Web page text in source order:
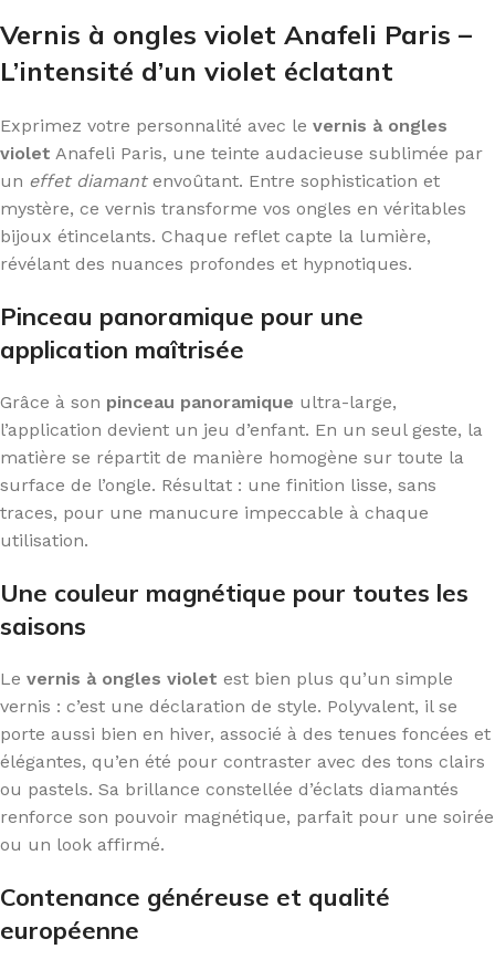
Vernis à ongles violet Anafeli Paris –
L’intensité d’un violet éclatant
Exprimez votre personnalité avec le vernis à ongles
violet Anafeli Paris, une teinte audacieuse sublimée par
un effet diamantenvoûtant. Entre sophistication et
mystère, ce vernis transforme vos ongles en véritables
bijoux étincelants. Chaque reflet capte la lumière,
révélant des nuances profondes et hypnotiques.
Pinceau panoramique pour une
application maîtrisée
Grâce à son pinceau panoramique ultra-large,
l’application devient un jeu d’enfant. En un seul geste, la
matière se répartit de manière homogène sur toute la
surface de l’ongle. Résultat : une finition lisse, sans
traces, pour une manucure impeccable à chaque
utilisation.
Une couleur magnétique pour toutes les
saisons
Le vernis à ongles violet est bien plus qu’un simple
vernis : c’est une déclaration de style. Polyvalent, il se
porte aussi bien en hiver, associé à des tenues foncées et
élégantes, qu’en été pour contraster avec des tons clairs
ou pastels. Sa brillance constellée d’éclats diamantés
renforce son pouvoir magnétique, parfait pour une soirée
ou un look affirmé.
Contenance généreuse et qualité
européenne